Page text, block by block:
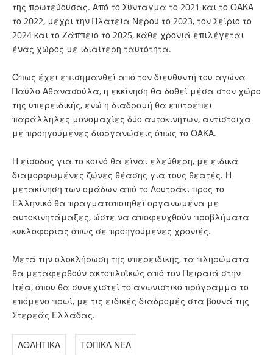
της πρωτεύουσας. Από το Σύνταγμα το 2021 και το ΟΑΚΑ
το 2022, μέχρι την Πλατεία Νερού το 2023, τον Σείριο το
2024 και το Ζάππειο το 2025, κάθε χρονιά επιλέγεται
ένας χώρος με ιδιαίτερη ταυτότητα.
Όπως έχει επισημανθεί από τον διευθυντή του αγώνα
Παύλο Αθανασούλα, η εκκίνηση θα δοθεί μέσα στον χώρο
της υπερειδικής, ενώ η διαδρομή θα επιτρέπει
παράλληλες μονομαχίες δύο αυτοκινήτων, αντίστοιχα
με προηγούμενες διοργανώσεις όπως το ΟΑΚΑ.
Η είσοδος για το κοινό θα είναι ελεύθερη, με ειδικά
διαμορφωμένες ζώνες θέασης για τους θεατές. Η
μετακίνηση των ομάδων από το Λουτράκι προς το
Ελληνικό θα πραγματοποιηθεί οργανωμένα με
αυτοκινητάμαξες, ώστε να αποφευχθούν προβλήματα
κυκλοφορίας όπως σε προηγούμενες χρονιές.
Μετά την ολοκλήρωση της υπερειδικής, τα πληρώματα
θα μεταφερθούν ακτοπλοϊκώς από τον Πειραιά στην
Ιτέα, όπου θα συνεχιστεί το αγωνιστικό πρόγραμμα το
επόμενο πρωί, με τις ειδικές διαδρομές στα βουνά της
Στερεάς Ελλάδας.
ΑΘΛΗΤΙΚΑ ΤΟΠΙΚΑ ΝΕΑ